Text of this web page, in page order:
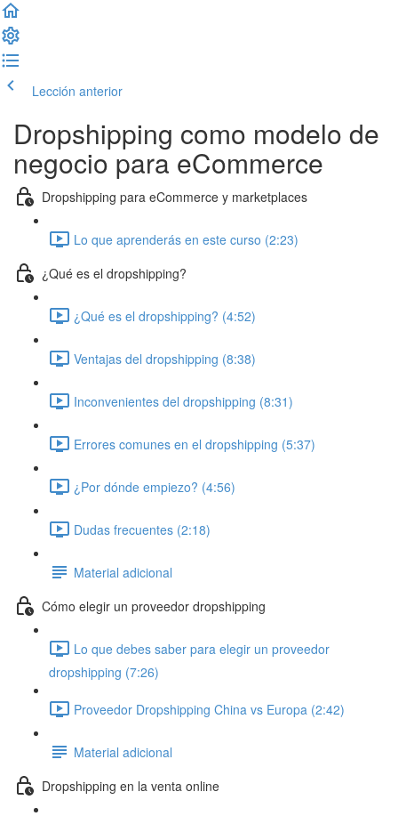
Lección anterior
Dropshipping como modelo de
negocio para eCommerce
Dropshipping para eCommerce y marketplaces
Lo que aprenderás en este curso (2:23)
¿Qué es el dropshipping?
¿Qué es el dropshipping? (4:52)
Ventajas del dropshipping (8:38)
Inconvenientes del dropshipping (8:31)
Errores comunes en el dropshipping (5:37)
¿Por dónde empiezo? (4:56)
Dudas frecuentes (2:18)
Material adicional
Cómo elegir un proveedor dropshipping
Lo que debes saber para elegir un proveedor
dropshipping (7:26)
Proveedor Dropshipping China vs Europa (2:42)
Material adicional
Dropshipping en la venta online